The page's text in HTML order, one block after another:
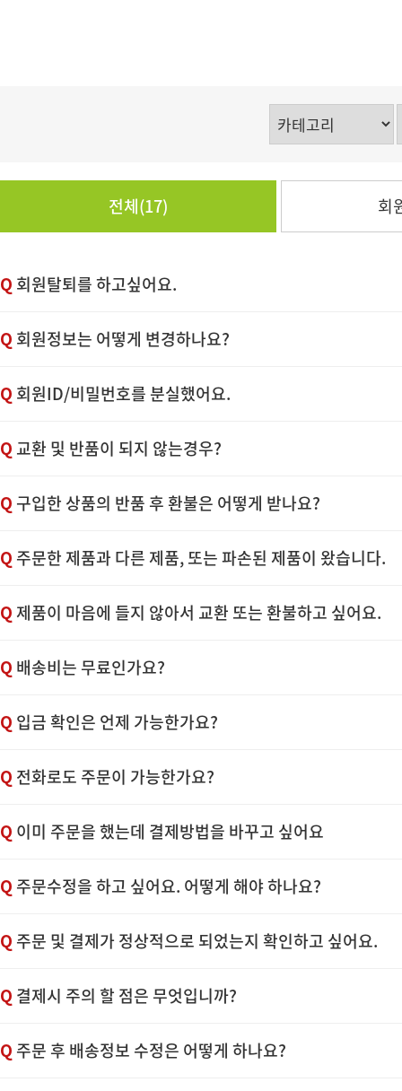
전체(17) 회
Q 회원탈퇴를 하고싶어요.
Q 회원정보는 어떻게 변경하나요?
Q 회원ID/비밀번호를 분실했어요.
Q 교환 및 반품이 되지 않는경우?
Q 구입한 상품의 반품 후 환불은 어떻게 받나요?
Q 주문한 제품과 다른 제품, 또는 파손된 제품이 왔습니다.
Q 제품이 마음에 들지 않아서 교환 또는 환불하고 싶어요.
Q 배송비는 무료인가요?
Q 입금 확인은 언제 가능한가요?
Q 전화로도 주문이 가능한가요?
Q 이미 주문을 했는데 결제방법을 바꾸고 싶어요
Q 주문수정을 하고 싶어요. 어떻게 해야 하나요?
Q 주문 및 결제가 정상적으로 되었는지 확인하고 싶어요.
Q 결제시 주의 할 점은 무엇입니까?
Q 주문 후 배송정보 수정은 어떻게 하나요?